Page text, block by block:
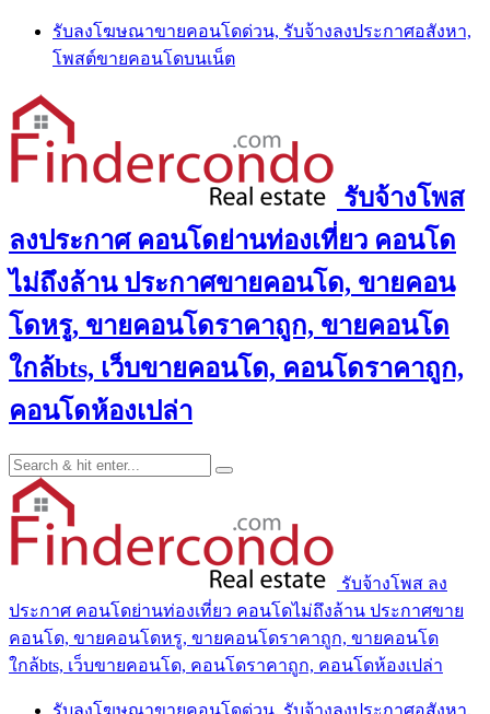
Skip
content
รับลงโฆษณาขายคอนโดด่วน, รับจ้างลงประกาศอสังหา,
โพสต์ขายคอนโดบนเน็ต
รับจ้างโพส
ลงประกาศ คอนโดย่านท่องเที่ยว คอนโด
ไม่ถึงล้าน ประกาศขายคอนโด, ขายคอน
โดหรู, ขายคอนโดราคาถูก, ขายคอนโด
ใกล้bts, เว็บขายคอนโด, คอนโดราคาถูก,
คอนโดห้องเปล่า
รับจ้างโพส ลง
ประกาศ คอนโดย่านท่องเที่ยว คอนโดไม่ถึงล้าน ประกาศขาย
คอนโด, ขายคอนโดหรู, ขายคอนโดราคาถูก, ขายคอนโด
ใกล้bts, เว็บขายคอนโด, คอนโดราคาถูก, คอนโดห้องเปล่า
รับลงโฆษณาขายคอนโดด่วน, รับจ้างลงประกาศอสังหา,